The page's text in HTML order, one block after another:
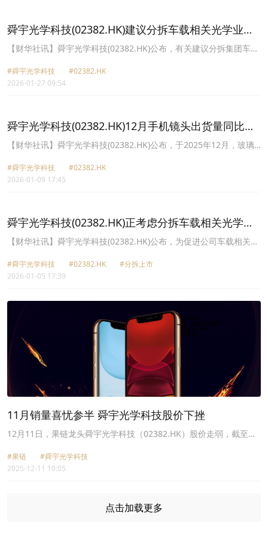
技有限公司股权产生投资收益约9.19亿元。
舜宇光学科技(02382.HK)建议分拆车载相关光学业务
上市向联交所递交上市申请
【财华社讯】舜宇光学科技(02382.HK)公布，有关建议分拆集团车载
根据上市规则第15项应用指引进行建议分拆；及于2026年1月26日，
分拆公司透过其联席保荐人向联交所递交上市申请表格，申请批准分
公司。于建议分拆及建议上市完成后，预期分拆公司将仍为公司的附
属公司且公司将继续将分拆公司的财务业绩并入其账目。分拆公司是
全球领先的汽车光学科技公司，专注于提供车载相机解决方案和其他
#舜宇光学科技
#02382.HK
2026-01-27 09:54
舜宇光学科技(02382.HK)12月手机镜头出货量同比降
8.9%
【财华社讯】舜宇光学科技(02382.HK)公布，于2025年12月，玻璃
头出货量约9559.2万件，环比降20%，同比降8.9%。车载镜头出货
量747.7万件，环比降40.8%，同比升17.7%。手机摄像模组出货量
17.7%，主要是因为客户端的需求有所提升；环比下降40.8%，主要
是因为客户端圣诞节假期的影响。手机摄像模组出货量同比下降
29.3%，主要是因为去年同期因配合客户的提货需求而使得基数较
#舜宇光学科技
#02382.HK
2026-01-09 17:45
舜宇光学科技(02382.HK)正考虑分拆车载相关光学业
务并在香港联交所主板独立上市
【财华社讯】舜宇光学科技(02382.HK)公布，为促进公司车载相关光
运)并在联交所主板独立上市。倘公司进行建议分拆，根据上市规则第
15项应用指引，其将构成一项分拆，且根据上市规则第14章，可能构
间附属公司且公司将继续于其账目内合并分拆公司的财务业绩。于
2025年11月7日，公司根据第15项应用指引向联交所递交有关建议分
拆的分拆及独立上市提案。截至本公告日期，公司根据第15项应用指
引提交的文件仍待联交所审议。建议分拆须符合第15项应用指引及上
市规则其他相关规定的要求。
#舜宇光学科技 #02382.HK
#分拆上市
2026-01-05 17:39
11月销量喜忧参半 舜宇光学科技股价下挫
12月11日，果链龙头舜宇光学科技（02382.HK）股价走弱，截至发
然大幅跑输大市。
#果链
#舜宇光学科技
2025-12-11 10:05
点击加载更多